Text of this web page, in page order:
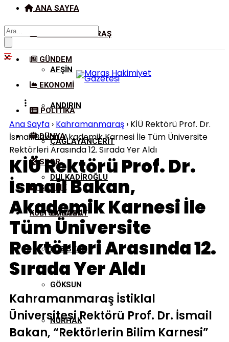
ANA SAYFA
KAHRAMANMARAŞ
AFŞIN
ANDIRIN
ÇAĞLAYANCERIT
DULKADIROĞLU
EKINÖZÜ
ELBISTAN
GÖKSUN
NURHAK
GÜNDEM
EKONOMI
POLITIKA
DÜNYA
SPOR
SAĞLIK
KÜLTÜR/SANAT
Ana Sayfa › Kahramanmaraş › KİÜ Rektörü Prof. Dr.
İsmail Bakan, Akademik Karnesi İle Tüm Üniversite
Rektörleri Arasında 12. Sırada Yer Aldı
KİÜ Rektörü Prof. Dr.
İsmail Bakan,
Akademik Karnesi İle
Tüm Üniversite
Rektörleri Arasında 12.
Sırada Yer Aldı
Kahramanmaraş İstiklal
Üniversitesi Rektörü Prof. Dr. İsmail
Bakan, “Rektörlerin Bilim Karnesi”